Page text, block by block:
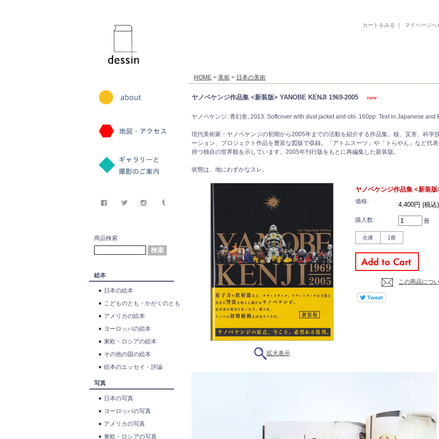
カートをみる ｜ マイページへ
商品検索
絵本
日本の絵本
こどものとも・かがくのとも
アメリカの絵本
ヨーロッパの絵本
東欧・ロシアの絵本
その他の国の絵本
絵本のエッセイ・評論
写真
日本の写真
ヨーロッパの写真
アメリカの写真
東欧・ロシアの写真
HOME > 美術 > 日本の美術
ヤノベケンジ作品集 <新装版> YANOBE KENJI 1969-2005
ヤノベケンジ. 青幻舎, 2013. Softcover with dust jacket and obi. 160pp. Text in Japanese and
現代美術家・ヤノベケンジの初期から2005年までの活動を紹介する作品集。核、災害、科学
ーション、プロジェクト作品を豊富な図版で収録。「アトムスーツ」や「トらやん」など代
持つ独自の世界観を示しています。2005年刊行版をもとに再編集した新装版。
状態は、地にわずかなスレ。
拡大表示
ヤノベケンジ作品集 <新装
価格: 4,400円 (税込)
購入数: 冊
在庫 1冊
この商品につ